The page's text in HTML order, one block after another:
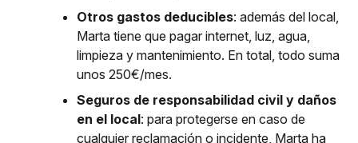
Otros gastos deducibles: además del local,
Marta tiene que pagar internet, luz, agua,
limpieza y mantenimiento. En total, todo suma
unos 250€/mes.
Seguros de responsabilidad civil y daños
en el local: para protegerse en caso de
cualquier reclamación o incidente, Marta ha